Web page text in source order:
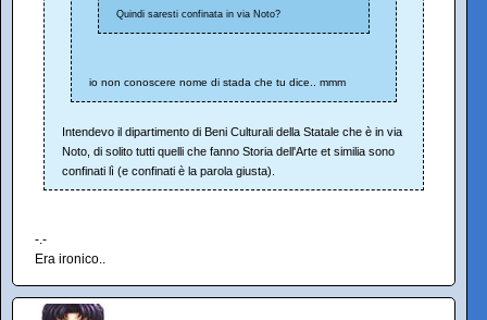
Quindi saresti confinata in via Noto?
io non conoscere nome di stada che tu dice.. mmm
Intendevo il dipartimento di Beni Culturali della Statale che è in via
Noto, di solito tutti quelli che fanno Storia dell'Arte et similia sono
confinati lì (e confinati è la parola giusta).
-.-
Era ironico..